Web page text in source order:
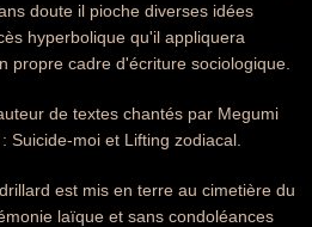
doute il pioche diverses idées
hyperbolique qu'il appliquera
propre cadre d'écriture sociologique.
de textes chantés par Megumi
Suicide-moi et Lifting zodiacal.
est mis en terre au cimetière du
laïque et sans condoléances